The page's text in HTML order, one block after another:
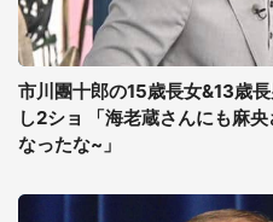
市川團十郎の15歳長女&13歳
し2ショ 「海老蔵さんにも麻
なったな~」